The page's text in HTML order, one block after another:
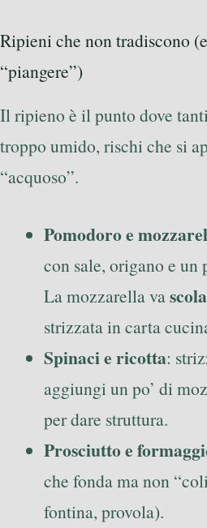
Ripieni che non tradiscono
“piangere”)
Il ripieno è il punto dove
troppo umido, rischi che si
“acquoso”.
Pomodoro e
con sale, origano e
La mozzarella va
strizzata in carta
Spinaci e ricotta:
aggiungi un po’ di
per dare struttura.
Prosciutto e
che fonda ma non
fontina, provola).